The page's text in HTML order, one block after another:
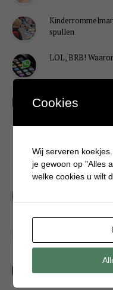
spullen
LOL, BRB!
Kerstengel
Sneeuwpopkrans
Cookies
Wij serveren
je gewoon op "Alles
welke cookies u wilt